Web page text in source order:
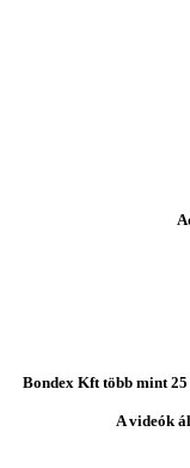
Bondex Kft több mint
A videók